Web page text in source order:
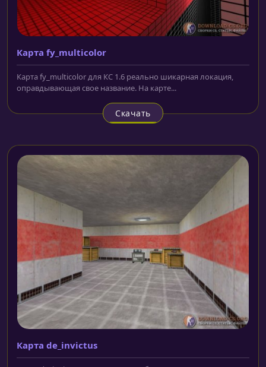
Карта fy_multicolor
Карта fy_multicolor для КС 1.6 реально шикарная локация,
оправдывающая свое название. На карте...
Скачать
Карта de_invictus